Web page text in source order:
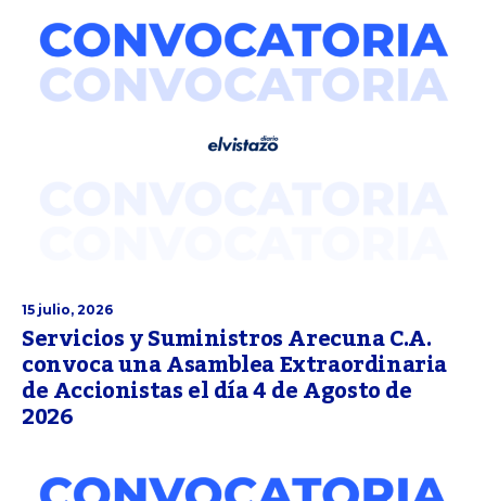
15 julio, 2026
Servicios y Suministros Arecuna C.A.
convoca una Asamblea Extraordinaria
de Accionistas el día 4 de Agosto de
2026